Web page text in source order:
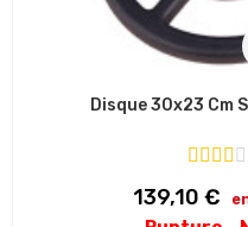
Disque 30x23 Cm
Prix
139,10 €